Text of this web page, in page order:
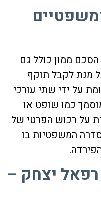
הסכם ממון כולל גם
מנת לקבל תוקף
על ידי שתי עורכי
כמו שופט או
על רכוש הפרטי של
המשפטיות בו
רפאל יצחק –